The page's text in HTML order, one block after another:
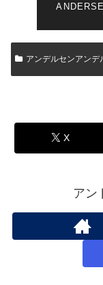
アンデルセンアン
X
アン